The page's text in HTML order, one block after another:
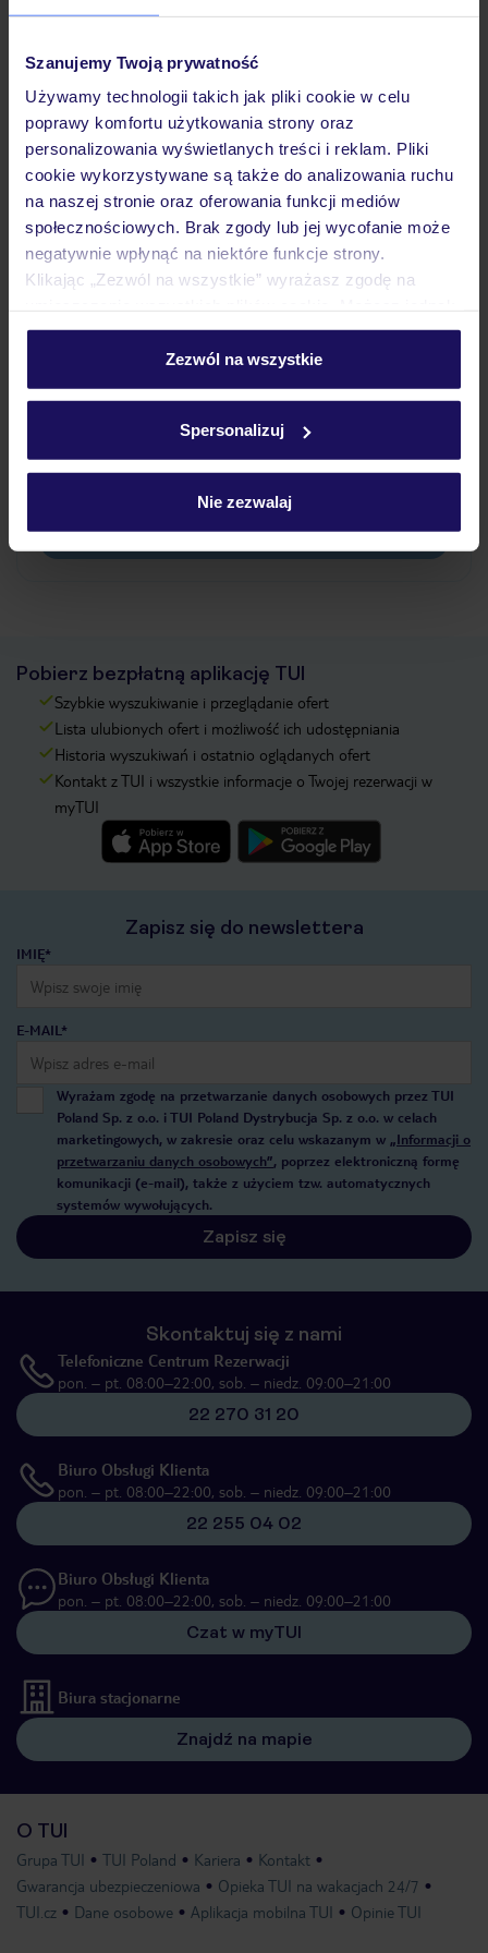
Szanujemy Twoją prywatność
Używamy technologii takich jak pliki cookie w celu
poprawy komfortu użytkowania strony oraz
personalizowania wyświetlanych treści i reklam. Pliki
cookie wykorzystywane są także do analizowania ruchu
na naszej stronie oraz oferowania funkcji mediów
społecznościowych. Brak zgody lub jej wycofanie może
negatywnie wpłynąć na niektóre funkcje strony.
Klikając „Zezwól na wszystkie” wyrażasz zgodę na
personalizować swój wybór wchodząc w zakładkę
Szczegółowe informacje o plikach cookie znajdziesz
Zezwól na wszystkie
Spersonalizuj
Nie zezwalaj
Pokoje
Wyżywienie
Atrakcje
Ważne informacje
Często zadawane pytania
Jak zmienić uczestników/osobę zgłaszającą?
Na jakiej podstawie i gdzie otrzymam karty
pokładowe/bilety lotnicze?
Pobierz bezpłatną aplikację TUI
Szybkie wyszukiwanie i przeglądanie ofert
Lista ulubionych ofert i możliwość ich udostępniania
Historia wyszukiwań i ostatnio oglądanych ofert
Kontakt z TUI i wszystkie informacje o Twojej rezerwacji w
myTUI
Zapisz się do newslettera
IMIĘ*
E-MAIL*
Wyrażam zgodę na przetwarzanie danych osobowych przez TUI
Poland Sp. z o.o. i TUI Poland Dystrybucja Sp. z o.o. w celach
marketingowych, w zakresie oraz celu wskazanym w „Informacji o
przetwarzaniu danych osobowych”, poprzez elektroniczną formę
komunikacji (e-mail), także z użyciem tzw. automatycznych
systemów wywołujących.
Zapisz się
Skontaktuj się z nami
Telefoniczne Centrum Rezerwacji
pon. – pt. 08:00–22:00, sob. – niedz. 09:00–21:00
22 270 31 20
Biuro Obsługi Klienta
pon. – pt. 08:00–22:00, sob. – niedz. 09:00–21:00
22 255 04 02
Biuro Obsługi Klienta
pon. – pt. 08:00–22:00, sob. – niedz. 09:00–21:00
Czat w myTUI
Biura stacjonarne
Znajdź na mapie
O TUI
Grupa TUI TUI Poland Kariera
Kontakt
Gwarancja ubezpieczeniowa
Opieka TUI na wakacjach 24/7
TUI.cz
Dane osobowe Aplikacja mobilna TUI Opinie TUI